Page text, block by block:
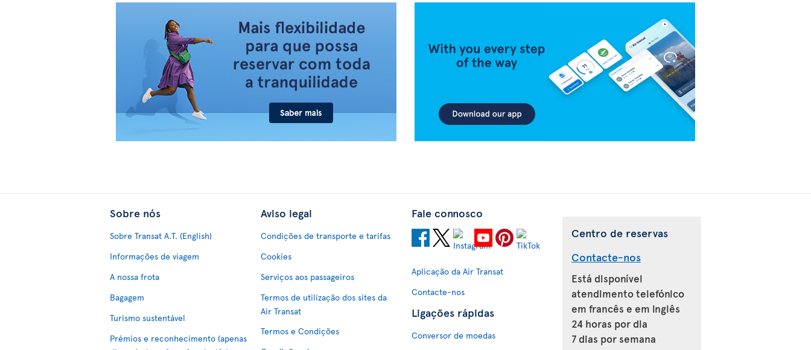
Sobre nós
Sobre Transat A.T. (English)
Informações de viagem
A nossa frota
Bagagem
Turismo sustentável
Prémios e reconhecimento (apenas
Aviso legal
Condições de transporte e tarifas
Cookies
Serviços aos passageiros
Termos de utilização dos sites da
Air Transat
Termos e Condições
Fale connosco
Aplicação da Air Transat
Contacte-nos
Ligações rápidas
Conversor de moedas
Centro de reservas
Contacte-nos
Está disponível
atendimento telefónico
em francês e em inglês
24 horas por dia
7 dias por semana